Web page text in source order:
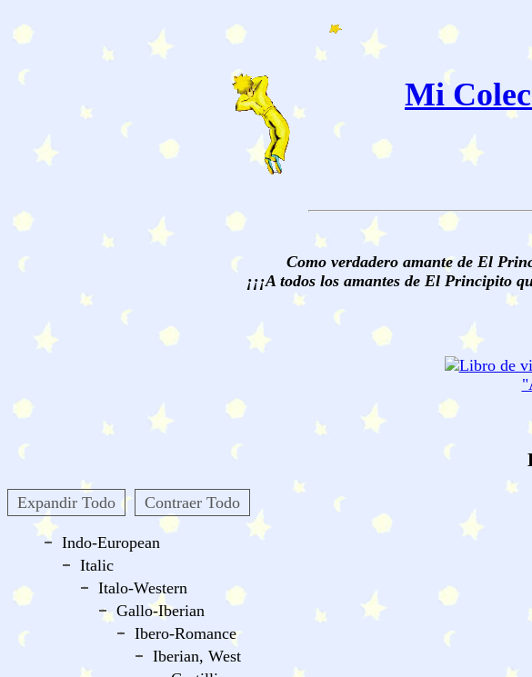
Mi
Como verdadero amante de El
¡¡¡A todos los amantes de El Principito
Expandir Todo Contraer Todo
Indo-European
Italic
Italo-Western
Gallo-Iberian
Ibero-Romance
Iberian, West